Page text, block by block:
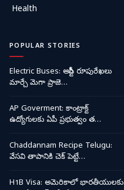
Health
POPULAR STORIES
Electric Buses: ఆర్టీసీ రూపురేఖలు
మార్చే మెగా ప్రాజె…
AP Goverment: కాంట్రాక్ట్
ఉద్యోగులకు ఏపీ ప్రభుత్వం త…
Chaddannam Recipe Telugu:
వేసవి తాపానికి చెక్ పెట్టే…
H1B Visa: అమెరికాలో భారతీయులకు